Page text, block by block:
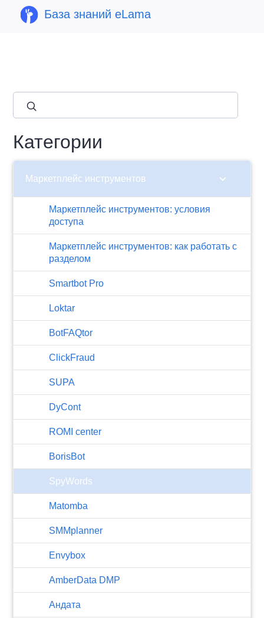
База знаний eLama
Категории
Маркетплейс инструментов chevron_right
Маркетплейс инструментов: условия
доступа
Маркетплейс инструментов: как работать с
разделом
Smartbot Pro
Loktar
BotFAQtor
​ClickFraud
SUPA
DyCont
ROMI center
BorisBot
SpyWords
Matomba
SMMplanner
Envybox
AmberData DMP
Андата